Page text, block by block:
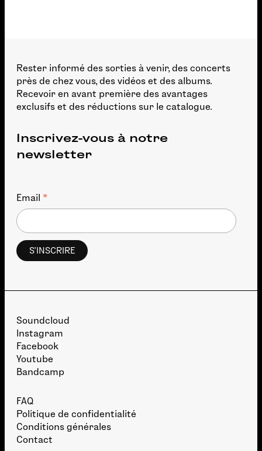
Rester informé des sorties à venir, des concerts
près de chez vous, des vidéos et des albums.
Recevoir en avant première des avantages
exclusifs et des réductions sur le catalogue.
Inscrivez-vous à notre
newsletter
Email *
Soundcloud
Instagram
Facebook
Youtube
Bandcamp
FAQ
Politique de confidentialité
Conditions générales
Contact